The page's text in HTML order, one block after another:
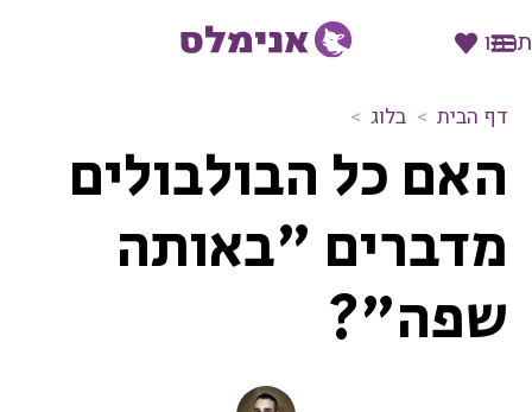
תרמו
דף הבית בלוג
א
ם
ל
ה
ב
ו
האם כל הבולבולים
מדברים "באותה
שפה"?